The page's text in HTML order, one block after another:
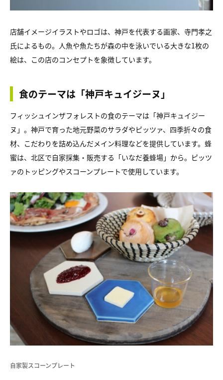
店舗イメージイラストやロゴは、神戸を代表する画家、寺門孝之
氏によるもの。人魚や魚たちが森の中を泳いでいる大きな1枚の
絵は、この店のコンセプトを象徴しています。
食のテーマは「神戸キュイジーヌ」
フィッシュインザフォレストの食のテーマは「神戸キュイジー
ヌ」。神戸で育った地元野菜のサラダやピッツァ、四季折々の食
材、こだわりを詰め込んだメイン料理などを提供しています。蜂
蜜は、北区で自家採集・販売する「いなだ養蜂場」から。ピッツ
ァのトッピングやスコーンプレートで使用しています。
自家製スコーンプレート